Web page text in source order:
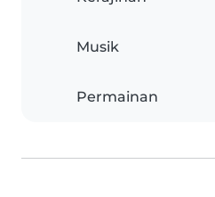
Musik
Permainan